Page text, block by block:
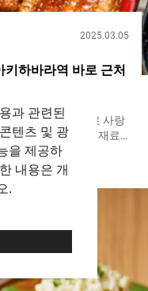
과 관련된
텐츠 및 광
을 제공하
내용은 개
.
2025.03.05
하바라역 바로 근처
masses）』으로 사랑
급등하여 고급 식재료
대에 사랑받고 있습니
가 아키하바라에 있는
인 『우나주(장어덮밥)
히츠마부시
를 제공하고 있습니다.
를 얹은 요리입니다. 간
우는 요리법과 달리,
로 구운 간사이 스타일입
(Deluxe)）』 ３,４０